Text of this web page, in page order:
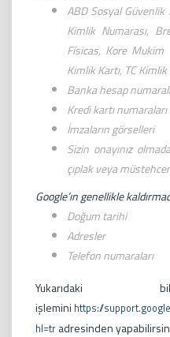
ABD Sosyal Güvenlik
Kimlik Numarası,
Físicas, Kore Mukim
Kimlik Kartı, TC
Banka hesap
Kredi kartı numaraları
İmzaların görselleri
Sizin onayınız
çıplak veya
Google’ın genellikle
Doğum tarihi
Adresler
Telefon numaraları
Yukarıdaki
işlemini https://
hl=tr adresinden